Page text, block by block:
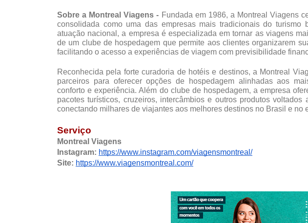
Sobre a Montreal Viagens - Fundada em 1986, a Montreal Viagens
consolidada como uma das empresas mais tradicionais do turismo
atuação nacional, a empresa é especializada em tornar as viagens
de um clube de hospedagem que permite aos clientes organizarem
facilitando o acesso a experiências de viagem com previsibilidade
Reconhecida pela forte curadoria de hotéis e destinos, a Montreal
parceiros para oferecer opções de hospedagem alinhadas aos
conforto e experiência. Além do clube de hospedagem, a empresa
pacotes turísticos, cruzeiros, intercâmbios e outros produtos
conectando milhares de viajantes aos melhores destinos no Brasil e no
Serviço
Montreal Viagens
Instagram: https://www.instagram.com/viagensmontreal/
Site: https://www.viagensmontreal.com/